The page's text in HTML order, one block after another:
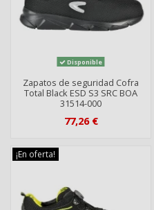
Disponible
Zapatos de seguridad Cofra
Total Black ESD S3 SRC BOA
31514-000
77,26 €
¡En oferta!